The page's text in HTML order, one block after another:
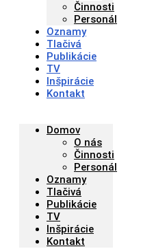
Činnosti
Personál
Oznamy
Tlačivá
Publikácie
TV
Inšpirácie
Kontakt
Domov
O nás
Činnosti
Personál
Oznamy
Tlačivá
Publikácie
TV
Inšpirácie
Kontakt